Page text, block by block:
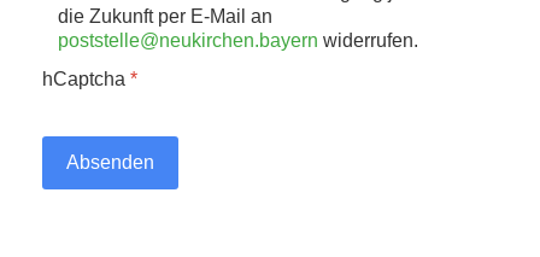
die Zukunft per E-Mail an
poststelle@neukirchen.bayern widerrufen.
hCaptcha *
Absenden